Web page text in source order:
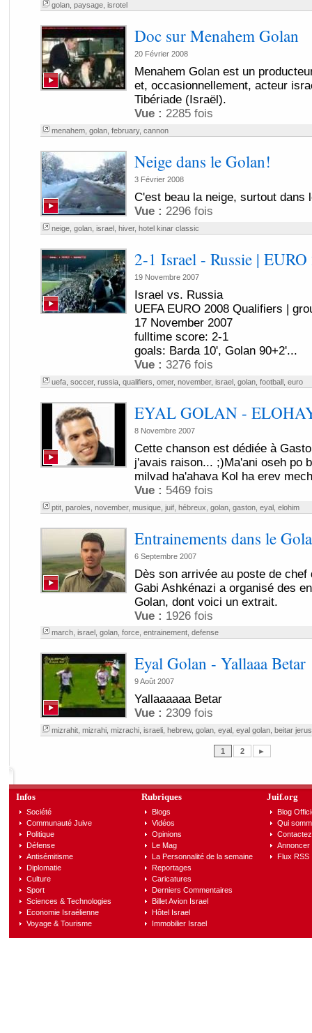
golan, paysage, isrotel
Doc sur Menahem Golan
20 Février 2008
Menahem Golan est un
et, occasionnellement, acteur
Tibériade (Israël).
Vue : 2285 fois
menahem, golan, february, cannon
Neige dans le Golan!
3 Février 2008
C'est beau la neige, surtout dans
Vue : 2296 fois
neige, golan, israel, hiver, hotel kinar classic
2-1 Israel - Russie |
19 Novembre 2007
Israel vs. Russia
UEFA EURO 2008 Qualifiers |
17 November 2007
fulltime score: 2-1
goals: Barda 10', Golan 90+2'...
Vue : 3276 fois
uefa, soccer, russia, qualifiers omer, november, israel, golan, football, euro
EYAL GOLAN -
8 Novembre 2007
Cette chanson est dédiée à
j'avais raison... ;)Ma'ani oseh po
milvad ha'ahava Kol ha erev
Vue : 5469 fois
ptit, paroles november, musique, juif, hébreux golan, gaston, eyal, elohim
Entrainements dans le
6 Septembre 2007
Dès son arrivée au poste de chef
Gabi Ashkénazi a organisé des
Golan, dont voici un extrait.
Vue : 1926 fois
march, israel, golan, force, entrainement, defense
Eyal Golan - Yallaaa Betar
9 Août 2007
Yallaaaaaa Betar
Vue : 2309 fois
mizrahit, mizrahi, mizrachi, israeli, hebrew, golan, eyal, eyal golan, beitar
1 2 ►
Infos
Société
Communauté Juive
Politique
Défense
Antisémitisme
Diplomatie
Culture
Sport
Sciences & Technologies
Economie Israélienne
Voyage & Tourisme
Rubriques
Blogs
Vidéos
Opinions
Le Mag
La Personnalité de la semaine
Reportages
Caricatures
Derniers Commentaires
Billet Avion Israel
Hôtel Israel
Immobilier Israel
Juif.org
Blog
Qui
Annoncer
Flux RSS